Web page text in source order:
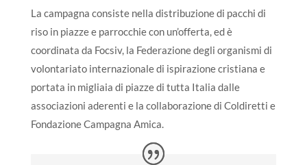
La campagna consiste nella distribuzione di pacchi di
riso in piazze e parrocchie con un’offerta, ed è
coordinata da Focsiv, la Federazione degli organismi di
volontariato internazionale di ispirazione cristiana e
portata in migliaia di piazze di tutta Italia dalle
associazioni aderenti e la collaborazione di Coldiretti e
Fondazione Campagna Amica.